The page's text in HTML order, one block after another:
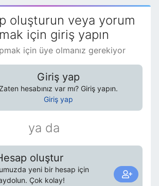
oluşturun veya yorum
için giriş yapın
için üye olmanız gerekiyor
Giriş yap
hesabınız var mı? Giriş yapın.
Giriş yap
ya da
oluştur
yeni bir hesap için
Çok kolay!